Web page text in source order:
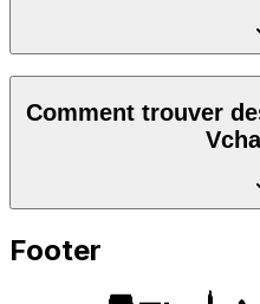
Comment trouver
Footer